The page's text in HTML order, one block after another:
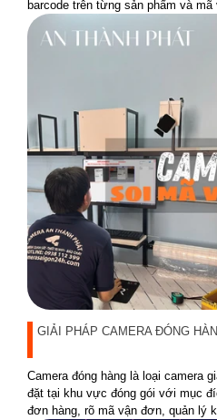
barcode trên từng sản phẩm và mã
GIẢI PHÁP CAMERA ĐÓNG
Camera đóng hàng là loại camera
đặt tại khu vực đóng gói với mục
đơn hàng, rõ mã vận đơn, quản lý